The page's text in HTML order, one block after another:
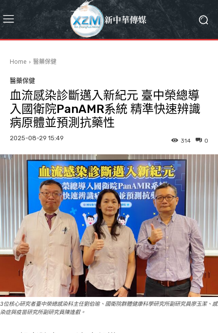
Home 醫藥保健
醫藥保健
血流感染診斷邁入新紀元 臺中榮總導
入國衛院PanAMR系統 精準快速辨識
病原體並預測抗藥性
2025-08-29 15:49 0
314
3位核心研究者臺中榮總感染科主任劉伯瑜、國衛院群體健康科學研究所副研究員廖玉潔、感
染症與疫苗研究所副研究員陳逢叡。